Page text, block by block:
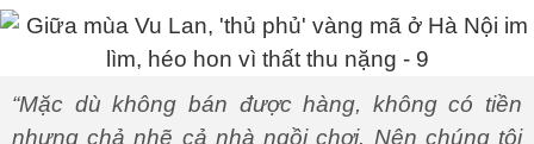
“Mặc dù không bán được hàng, không có tiền
nhưng chả nhẽ cả nhà ngồi chơi. Nên chúng tôi